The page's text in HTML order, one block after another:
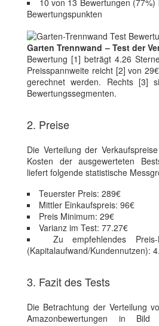
10 von 13 Bewertungen
Bewertungspunkten
Garten Trennwand – Test der
Bewertung [1] beträgt 4.26
Preisspannweite reicht [2] von
gerechnet werden. Rechts [3]
Bewertungssegmenten.
2. Preise
Die Verteilung der
Kosten der ausgewerteten
liefert folgende statistische
Teuerster Preis: 289€
Mittler Einkaufspreis: 96€
Preis Minimum: 29€
Varianz im Test: 77.27€
Zu empfehlendes Preis-
(Kapitalaufwand/Kundennutzen):
3. Fazit des Tests
Die Betrachtung der Verteilung
Amazonbewertungen in